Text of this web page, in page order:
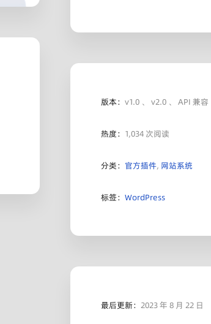
版本： v1.0 、 v2.0 、 API 兼容
热度： 1,034 次阅读
分类： 官方插件, 网站系统
标签： WordPress
最后更新： 2023 年 8 月 22 日